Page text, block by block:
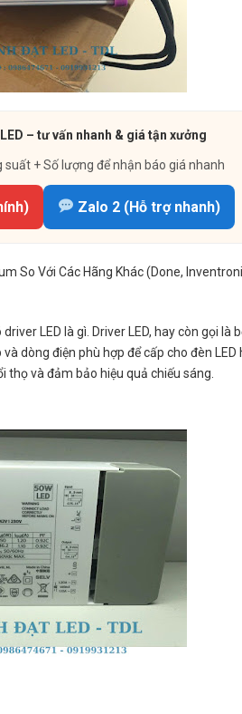
– tư vấn nhanh & giá tận xưởng
suất + Số lượng để nhận báo giá nhanh
Zalo 2 (Hỗ trợ nhanh)
So Với Các Hãng Khác (Done,
LED là gì. Driver LED, hay còn gọi là
dòng điện phù hợp để cấp cho đèn
thọ và đảm bảo hiệu quả chiếu sáng.